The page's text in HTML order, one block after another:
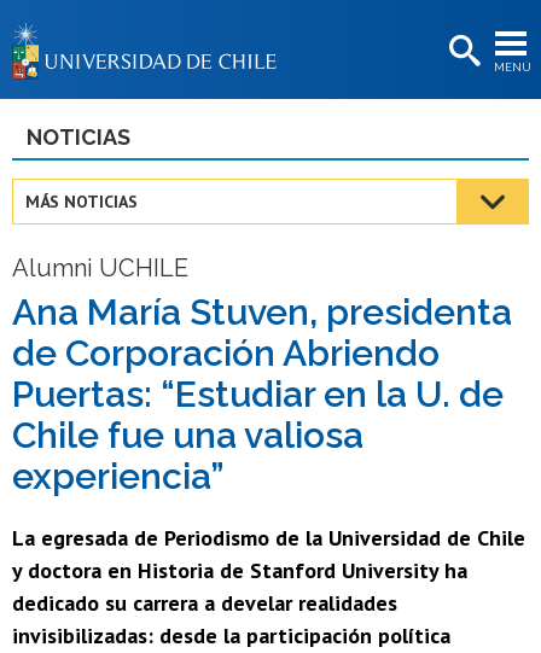
MENÚ
BIBLIOTECAS
Estudiantes
Funcionarias/os
Egresadas/os
NOTICIAS
MÁS NOTICIAS
Alumni UCHILE
Ana María Stuven, presidenta
de Corporación Abriendo
Puertas: “Estudiar en la U. de
Chile fue una valiosa
experiencia”
La egresada de Periodismo de la Universidad de Chile
y doctora en Historia de Stanford University ha
dedicado su carrera a develar realidades
invisibilizadas: desde la participación política